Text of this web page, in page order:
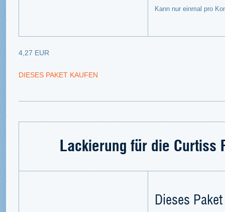
Kann nur einmal pro
4,27 EUR
DIESES PAKET KAUFEN
Lackierung für die Curtiss
Dieses